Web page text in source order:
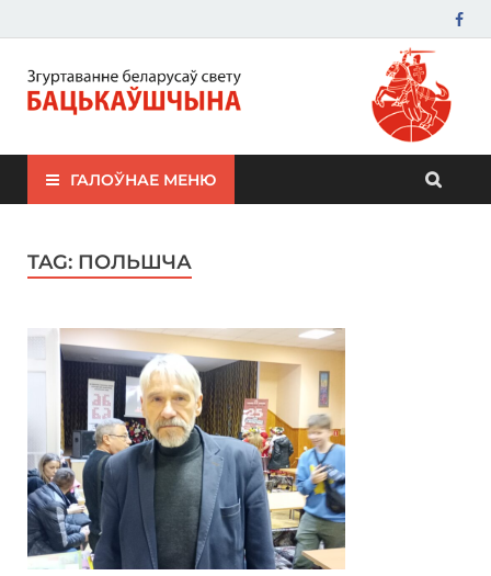
ЗБС "Бацькаўшчына"
ГАЛОЎНАЕ МЕНЮ
TAG: ПОЛЬШЧА